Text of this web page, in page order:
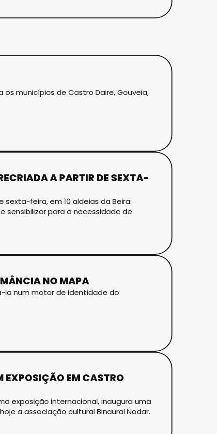
municípios de Castro Daire, Gouveia,
A PARTIR DE SEXTA-
feira, em 10 aldeias da Beira
sensibilizar para a necessidade de
NO MAPA
la num motor de identidade do
EXPOSIÇÃO EM CASTRO
exposição internacional, inaugura uma
a associação cultural Binaural Nodar.